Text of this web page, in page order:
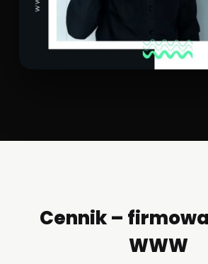
Cennik –
WWW